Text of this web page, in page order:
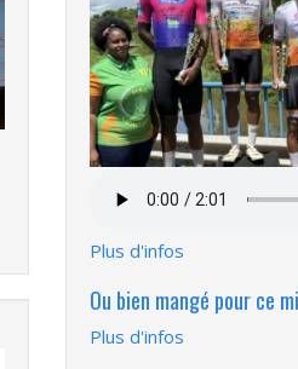
audio
Plus d'infos
Ou bien mangé pour ce
Plus d'infos